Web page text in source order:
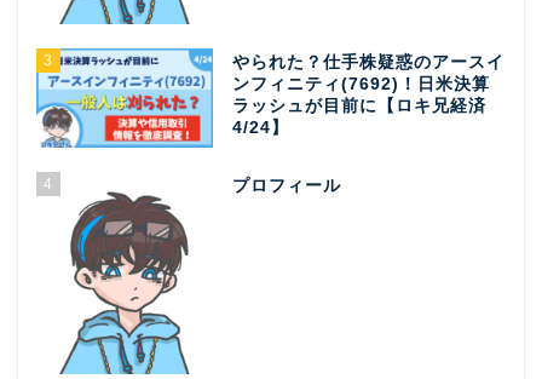
3
やられた？仕手株疑惑のアースイ
ンフィニティ(7692)！日米決算
ラッシュが目前に【ロキ兄経済
4/24】
4 プロフィール